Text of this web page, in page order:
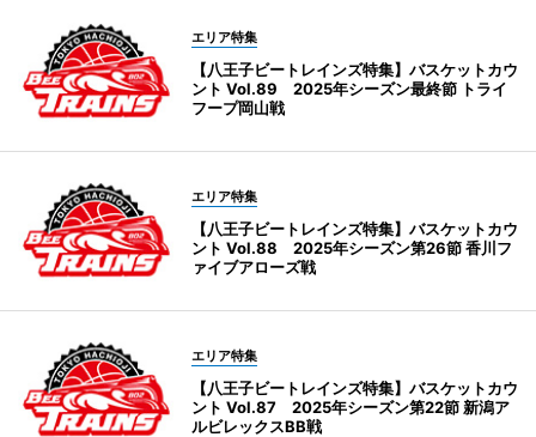
エリア特集
【八王子ビートレインズ特集】バスケットカウ
ント Vol.89 2025年シーズン最終節 トライ
フープ岡山戦
エリア特集
【八王子ビートレインズ特集】バスケットカウ
ント Vol.88 2025年シーズン第26節 香川フ
ァイブアローズ戦
エリア特集
【八王子ビートレインズ特集】バスケットカウ
ント Vol.87 2025年シーズン第22節 新潟ア
ルビレックスBB戦